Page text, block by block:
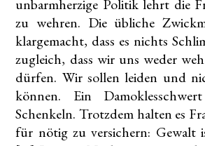
unbarmherzige Politik lehrt die
zu wehren. Die übliche
klargemacht, dass es nichts
zugleich, dass wir uns weder
dürfen. Wir sollen leiden und
können. Ein
Schenkeln. Trotzdem halten es
für nötig zu versichern: Gewalt